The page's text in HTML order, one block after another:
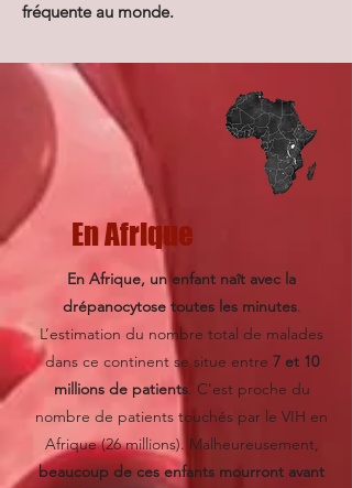
fréquente au monde.
En Afrique
En Afrique, un enfant naît avec la
drépanocytose toutes les minutes.
L’estimation du nombre total de malades
dans ce continent se situe entre 7 et 10
millions de patients. C'est proche du
nombre de patients touchés par le VIH en
Afrique (26 millions). Malheureusement,
beaucoup de ces enfants mourront avant